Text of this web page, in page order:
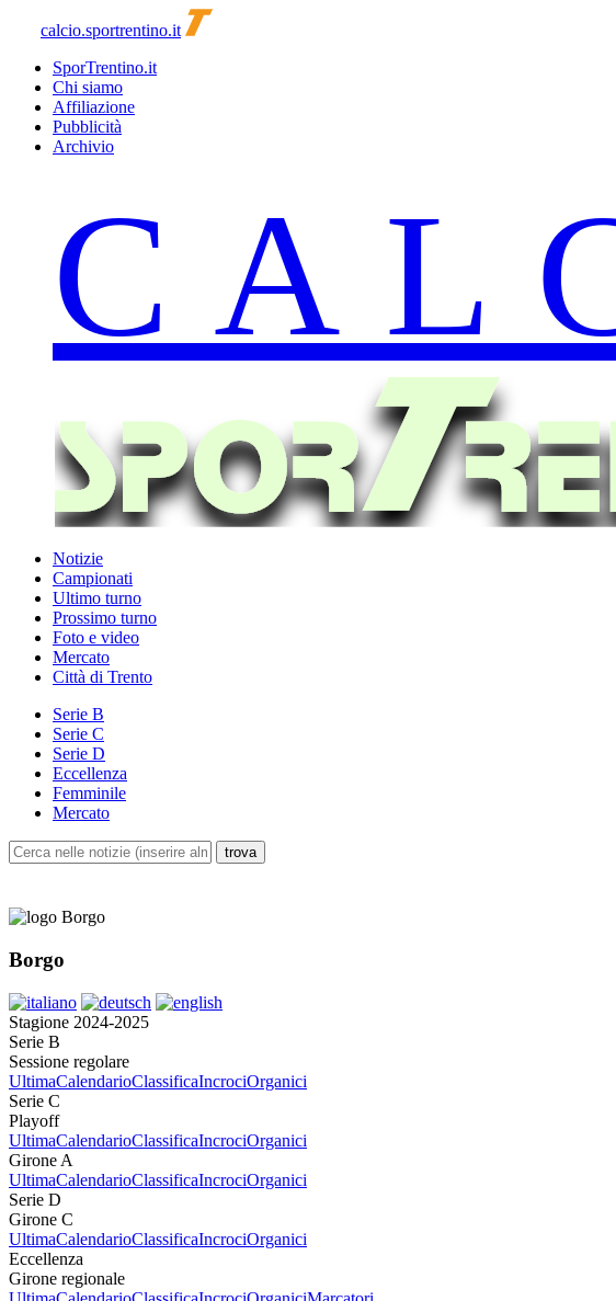
calcio.sportrentino.it
SporTrentino.it
Chi siamo
Affiliazione
Pubblicità
Archivio
Notizie
Campionati
Ultimo turno
Prossimo turno
Foto e video
Mercato
Città di Trento
Serie B
Serie C
Serie D
Eccellenza
Femminile
Mercato
Borgo
Stagione 2024-2025
Serie B
Sessione regolare
UltimaCalendarioClassificaIncrociOrganici
Serie C
Playoff
UltimaCalendarioClassificaIncrociOrganici
Girone A
UltimaCalendarioClassificaIncrociOrganici
Serie D
Girone C
UltimaCalendarioClassificaIncrociOrganici
Eccellenza
Girone regionale